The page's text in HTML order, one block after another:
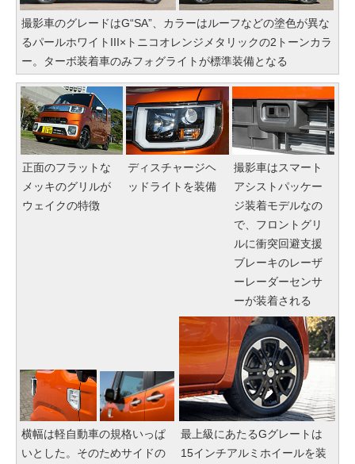
撮影車のグレードはG“SA”、カラーはルーフなどの塗色が異な
るパールホワイトIII×トニコオレンジメタリックの2トーンカラ
ー。ターボ装着車のみフォグライトが標準装備となる
正面のフラットな
メッキのグリルが
ウェイクの特徴
ディスチャージヘ
ッドライトを装備
撮影車はスマート
アシストパッケー
ジ装着モデルなの
で、フロントグリ
ルに衝突回避支援
ブレーキのレーザ
ーレーダーセンサ
ーが装着される
横幅は軽自動車の規格いっぱ
いとした。そのためサイドの
最上級にあたるGグレートは
15インチアルミホイールを装